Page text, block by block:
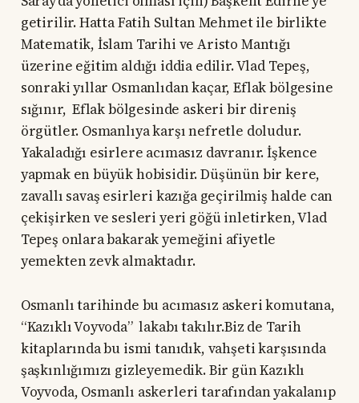
getirilir. Hatta Fatih Sultan Mehmet ile birlikte
Matematik, İslam Tarihi ve Aristo Mantığı
üzerine eğitim aldığı iddia edilir. Vlad Tepeş,
sonraki yıllar Osmanlıdan kaçar, Eflak bölgesine
sığınır, Eflak bölgesinde askeri bir direniş
örgütler. Osmanlıya karşı nefretle doludur.
Yakaladığı esirlere acımasız davranır. İşkence
yapmak en büyük hobisidir. Düşünün bir kere,
zavallı savaş esirleri kazığa geçirilmiş halde can
çekişirken ve sesleri yeri göğü inletirken, Vlad
Tepeş onlara bakarak yemeğini afiyetle
yemekten zevk almaktadır.
Osmanlı tarihinde bu acımasız askeri komutana,
“Kazıklı Voyvoda” lakabı takılır.Biz de Tarih
kitaplarında bu ismi tanıdık, vahşeti karşısında
şaşkınlığımızı gizleyemedik. Bir gün Kazıklı
Voyvoda, Osmanlı askerleri tarafından yakalanıp